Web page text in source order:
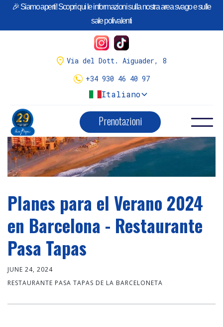
¡Llego la temporada deCalçots
Tenemos variedad de menús.
Menús calçots y reserva aquí
🎉 Siamo aperti! Scopri qui le informazioni sulla nostra area svago e sulle
sale polivalenti
Via del Dott. Aiguader, 8
+34 930 46 40 97
Italiano
Prenotazioni
Planes para el Verano 2024
en Barcelona - Restaurante
Pasa Tapas
JUNE 24, 2024
RESTAURANTE PASA TAPAS DE LA BARCELONETA